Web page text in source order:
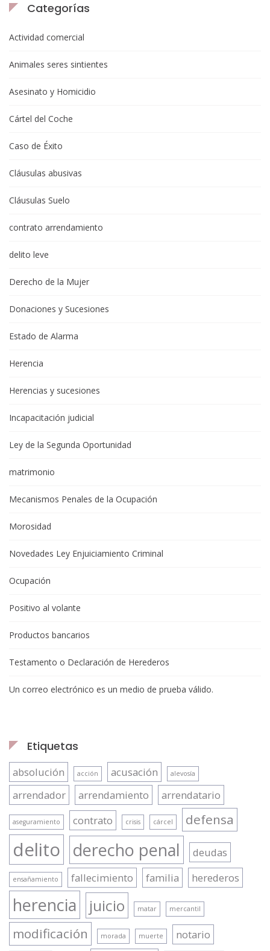
Categorías
Actividad comercial
Animales seres sintientes
Asesinato y Homicidio
Cártel del Coche
Caso de Éxito
Cláusulas abusivas
Cláusulas Suelo
contrato arrendamiento
delito leve
Derecho de la Mujer
Donaciones y Sucesiones
Estado de Alarma
Herencia
Herencias y sucesiones
Incapacitación judicial
Ley de la Segunda Oportunidad
matrimonio
Mecanismos Penales de la Ocupación
Morosidad
Novedades Ley Enjuiciamiento Criminal
Ocupación
Positivo al volante
Productos bancarios
Testamento o Declaración de Herederos
Un correo electrónico es un medio de prueba válido.
Etiquetas
absolución acción acusación alevosía
arrendador arrendamiento arrendatario
aseguramiento contrato crisis cárcel defensa
delito derecho penal deudas
ensañamiento fallecimiento familia herederos
herencia juicio matar mercantil
modificación morada muerte
notario